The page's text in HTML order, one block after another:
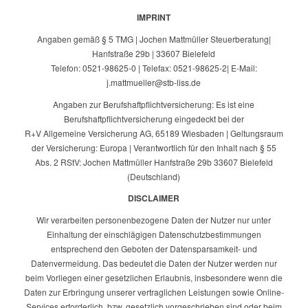
IMPRINT
Angaben gemäß § 5 TMG | Jochen Mattmüller Steuerberatung|
Hanfstraße 29b | 33607 Bielefeld
Telefon: 0521-98625-0 | Telefax: 0521-98625-2| E-Mail:
j.mattmueller@stb-liss.de
Angaben zur Berufshaftpflichtversicherung: Es ist eine
Berufshaftpflichtversicherung eingedeckt bei der
R+V Allgemeine Versicherung AG, 65189 Wiesbaden | Geltungsraum
der Versicherung: Europa | Verantwortlich für den Inhalt nach § 55
Abs. 2 RStV: Jochen Mattmüller Hanfstraße 29b 33607 Bielefeld
(Deutschland)
DISCLAIMER
Wir verarbeiten personenbezogene Daten der Nutzer nur unter
Einhaltung der einschlägigen Datenschutzbestimmungen
entsprechend den Geboten der Datensparsamkeit- und
Datenvermeidung. Das bedeutet die Daten der Nutzer werden nur
beim Vorliegen einer gesetzlichen Erlaubnis, insbesondere wenn die
Daten zur Erbringung unserer vertraglichen Leistungen sowie Online-